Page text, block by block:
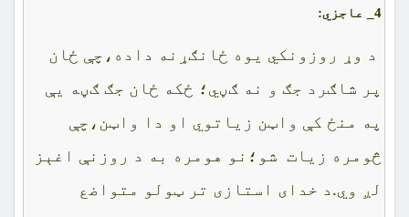
4_ عاجزي:
د وړ روزونکي يوه ځانګړنه داده،چې ځان
پر شاګرد جګ و نه ګڼي؛ ځکه ځان جګ ګڼه يې
په منځ کې واټن زياتوي او دا واټن،چې
څومره زيات شو؛نو هومره به د روزنې اغېز
لږ وي.د خداى استازى تر ټولو متواضع